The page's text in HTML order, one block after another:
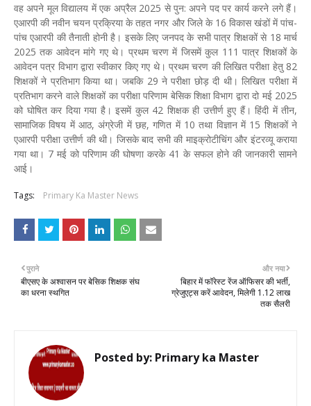
वह अपने मूल विद्यालय में एक अप्रैल 2025 से पुन: अपने पद पर कार्य करने लगे हैं।
एआरपी की नवीन चयन प्रक्रिया के तहत नगर और जिले के 16 विकास खंडों में पांच-
पांच एआरपी की तैनाती होनी है। इसके लिए जनपद के सभी पात्र शिक्षकों से 18 मार्च
2025 तक आवेदन मांगे गए थे। प्रथम चरण में जिसमें कुल 111 पात्र शिक्षकों के
आवेदन पत्र विभाग द्वारा स्वीकार किए गए थे। प्रथम चरण की लिखित परीक्षा हेतु 82
शिक्षकों ने प्रतिभाग किया था। जबकि 29 ने परीक्षा छोड़ दी थी। लिखित परीक्षा में
प्रतिभाग करने वाले शिक्षकों का परीक्षा परिणाम बेसिक शिक्षा विभाग द्वारा दो मई 2025
को घोषित कर दिया गया है। इसमें कुल 42 शिक्षक ही उत्तीर्ण हुए हैं। हिंदी में तीन,
सामाजिक विषय में आठ, अंग्रेजी में छह, गणित में 10 तथा विज्ञान में 15 शिक्षकों ने
एआरपी परीक्षा उत्तीर्ण की थी। जिसके बाद सभी की माइक्रोटीचिंग और इंटरव्यू कराया
गया था। 7 मई को परिणाम की घोषणा करके 41 के सफल होने की जानकारी सामने
आई।
Tags: Primary Ka Master News
और नया
बिहार में फॉरेस्ट रेंज ऑफिसर की भर्ती,
ग्रेजुएट्स करें आवेदन, मिलेगी 1.12 लाख
तक सैलरी
पुराने
बीएसए के अश्वासन पर बेसिक शिक्षक संघ
का धरना स्थगित
Posted by: Primary ka Master